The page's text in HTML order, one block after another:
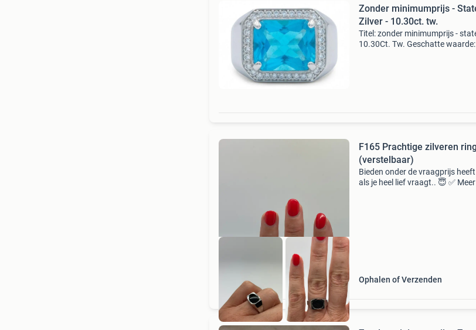
Zonder minimumprijs -
Zilver - 10.30ct. tw.
Titel: zonder minimumprijs -
10.30Ct. Tw. Geschatte
F165 Prachtige zilveren
(verstelbaar)
Bieden onder de vraagprijs
als je heel lief vraagt.. 😇 ✅
Ophalen of Verzenden